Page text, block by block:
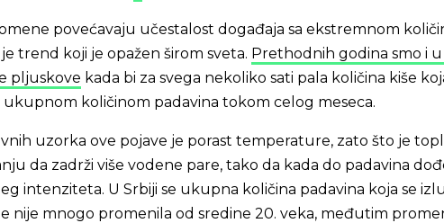
povećavaju učestalost događaja sa ekstremnom
trend koji je opažen širom sveta. Prethodnih godina smo i u
pljuskove kada bi za svega nekoliko sati pala količina kiše
ukupnom količinom padavina tokom celog meseca.
uzorka ove pojave je porast temperature, zato što je
da zadrži više vodene pare, tako da kada do padavina
intenziteta. U Srbiji se ukupna količina padavina koja se
nije mnogo promenila od sredine 20. veka, međutim